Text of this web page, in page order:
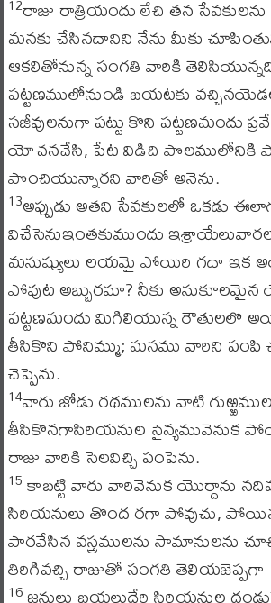
రాజు రాత్రియందు లేచి తన
మనకు చేసినదానిని నేను మీకు
ఆకలితోనున్న సంగతి వారికి
పట్టణములోనుండి బయటకు
సజీవులనుగా పట్టు కొని పట్టణమందు
యోచనచేసి, పేట విడిచి
పొంచియున్నారని వారితో అనెను.
13అప్పుడు అతని సేవకులలో ఒకడు
విచేసెనుఇంతకుముందు
మనుష్యులు లయమై పోయిరి గదా ఇక
పోవుట అబ్బురమా? నీకు
పట్టణమందు మిగిలియున్న రౌతులలొ
తీసికొని పోనిమ్ము; మనము వారిని
చెప్పెను.
14వారు జోడు రథములను వాటి
తీసికొనగాసిరియనుల సైన్యమువెనుక
రాజు వారికి సెలవిచ్చి పంపెను.
15 కాబట్టి వారు వారివెనుక యొర్దాను
సిరియనులు తొంద రగా పోవుచు,
పారవేసిన వస్త్రములను సామానులను
తిరిగివచ్చి రాజుతో సంగతి తెలియజెప్పగా
16